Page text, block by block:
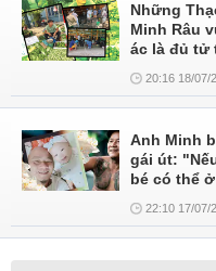
Những
Minh Râu
ác là đủ tử
20:16 18/07/
Anh Minh
gái út:
bé có thể
22:10 17/07/